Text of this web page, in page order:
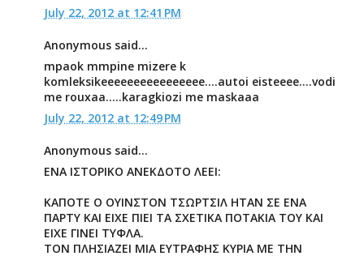
July 22, 2012 at 12:41 PM
Anonymous said...
mpaok mmpine mizere k
komleksikeeeeeeeeeeeeeeee....autoi eisteeee....vodi
me rouxaa.....karagkiozi me maskaaa
July 22, 2012 at 12:49 PM
Anonymous said...
ΕΝΑ ΙΣΤΟΡΙΚΟ ΑΝΕΚΔΟΤΟ ΛΕΕΙ:
ΚΑΠΟΤΕ Ο ΟΥΙΝΣΤΟΝ ΤΣΩΡΤΣΙΛ ΗΤΑΝ ΣΕ ΕΝΑ
ΠΑΡΤΥ ΚΑΙ ΕΙΧΕ ΠΙΕΙ ΤΑ ΣΧΕΤΙΚΑ ΠΟΤΑΚΙΑ ΤΟΥ ΚΑΙ
ΕΙΧΕ ΓΙΝΕΙ ΤΥΦΛΑ.
ΤΟΝ ΠΛΗΣΙΑΖΕΙ ΜΙΑ ΕΥΤΡΑΦΗΣ ΚΥΡΙΑ ΜΕ ΤΗΝ